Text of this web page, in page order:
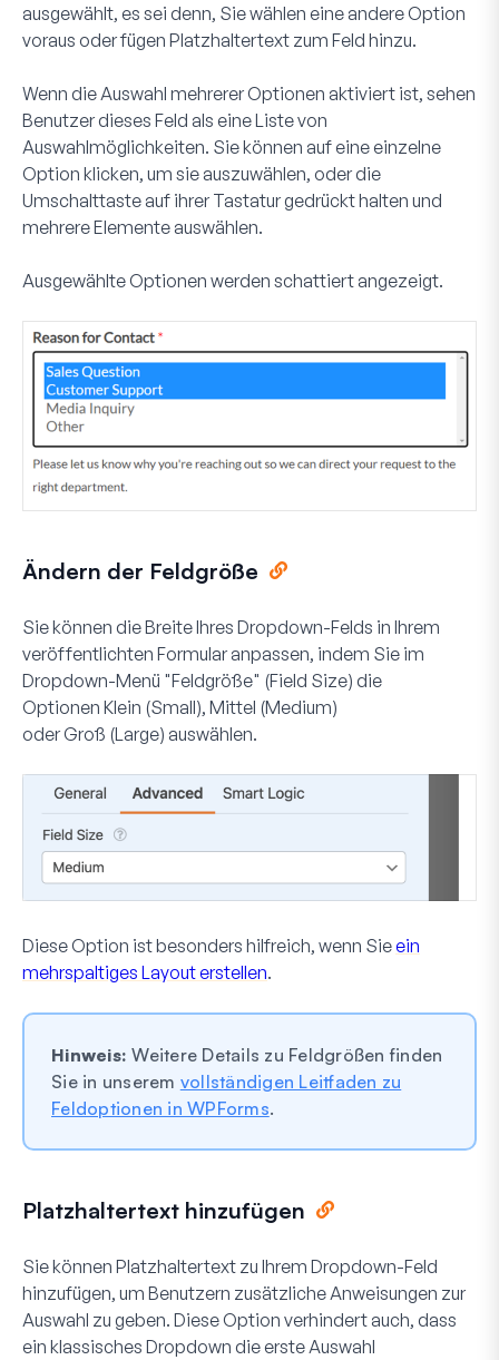
ausgewählt, es sei denn, Sie wählen eine andere Option
voraus oder fügen Platzhaltertext zum Feld hinzu.
Wenn die Auswahl mehrerer Optionen aktiviert ist, sehen
Benutzer dieses Feld als eine Liste von
Auswahlmöglichkeiten. Sie können auf eine einzelne
Option klicken, um sie auszuwählen, oder die
Umschalttaste auf ihrer Tastatur gedrückt halten und
mehrere Elemente auswählen.
Ausgewählte Optionen werden schattiert angezeigt.
Ändern der Feldgröße
Sie können die Breite Ihres Dropdown-Felds in Ihrem
veröffentlichten Formular anpassen, indem Sie im
Dropdown-Menü "Feldgröße" (Field Size) die
Optionen Klein (Small), Mittel (Medium)
oderGroß (Large) auswählen.
Diese Option ist besonders hilfreich, wenn Sieein
mehrspaltiges Layout erstellen.
Hinweis: Weitere Details zu Feldgrößen finden
Sie in unserem vollständigen Leitfaden zu
Feldoptionen in WPForms.
Platzhaltertext hinzufügen
Sie können Platzhaltertext zu Ihrem Dropdown-Feld
hinzufügen, um Benutzern zusätzliche Anweisungen zur
Auswahl zu geben. Diese Option verhindert auch, dass
ein klassisches Dropdown die erste Auswahl